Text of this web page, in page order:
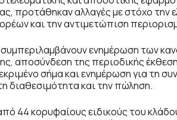
προτάθηκαν αλλαγές με στόχο την
και την αντιμετώπιση
ενημέρωση των
αποσύνδεση της περιοδικής
σήμα και ενημέρωση για τη
διαθεσιμότητα και την πώληση.
44 κορυφαίους ειδικούς του